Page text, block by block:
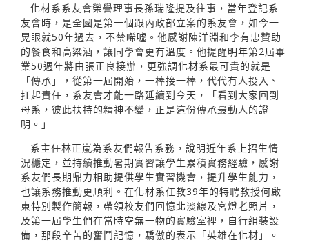
化材系系友會榮譽理事長孫瑞隆提及往事，當年登記系
友會時，是全國是第一個跟內政部立案的系友會，如今一
晃眼就50年過去，不禁唏噓。他感謝陳洋淵和李有忠贊助
的餐食和高粱酒，讓同學會更有溫度。他提醒明年第2屆畢
業50週年將由張正良接辦，更強調化材系最可貴的就是
「傳承」，從第一屆開始，一棒接一棒，代代有人投入、
扛起責任，系友會才能一路延續到今天，「看到大家回到
母系，彼此扶持的精神不變，正是這份傳承最動人的證
明。」
系主任林正嵐為系友們報告系務，說明近年系上招生情
況穩定，並持續推動暑期實習讓學生累積實務經驗，感謝
系友們長期鼎力相助提供學生實習機會，提升學生能力，
也讓系務推動更順利。在化材系任教39年的特聘教授何啟
東特別製作簡報，帶領校友們回憶北淡線及宮燈老照片，
及第一屆學生們在當時空無一物的實驗室裡，自行組裝設
備，那段辛苦的奮鬥記憶，驕傲的表示「英雄在化材」。